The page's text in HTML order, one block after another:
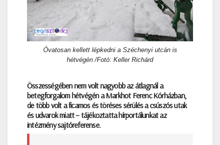
Óvatosan kellett lépkedni a Széchenyi utcán is
hétvégén /Fotó: Keller Richárd
Összességében nem volt nagyobb az átlagnál a
betegforgalom hétvégén a Markhot Ferenc Kórházban,
de több volt a ficamos és töréses sérülés a csúszós utak
és udvarok miatt – tájékoztatta hírportálunkat az
intézmény sajtóreferense.